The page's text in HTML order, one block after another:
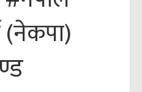
(नेकपा)